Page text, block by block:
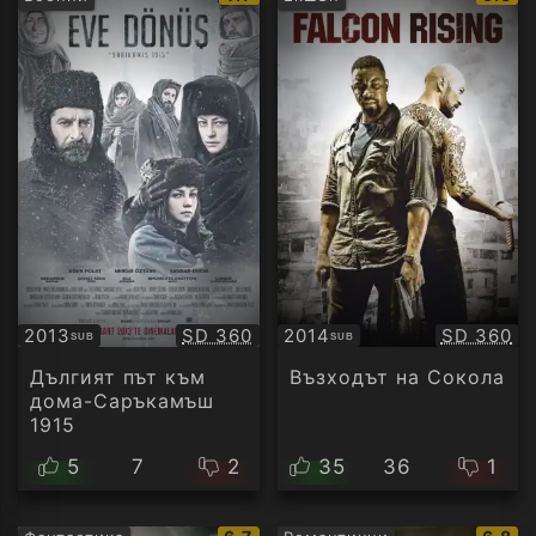
рейтинг:
2013SUB
Субтитри Качество:
SD 360
Дългият път към
дома-Саръкамъш
1915
5
7 2
2014SUB
Субтитри SD 360
Възходът на Сокола
35 36 1